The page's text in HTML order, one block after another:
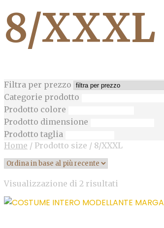
8/XXXL
Filtra per prezzo
Categorie prodotto
Prodotto colore
Prodotto dimensione
Prodotto taglia
Home / Prodotto size / 8/XXXL
Visualizzazione di 2 risultati
base